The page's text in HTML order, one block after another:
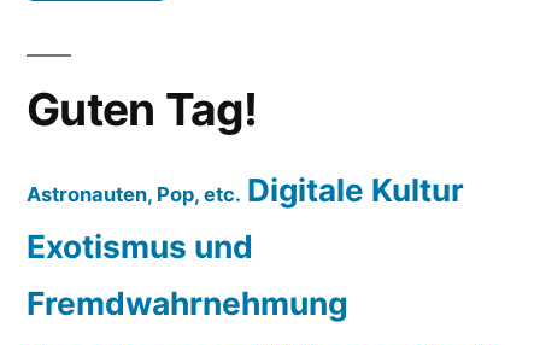
Guten Tag!
Astronauten, Pop, etc. Digitale Kultur
Exotismus und
Fremdwahrnehmung